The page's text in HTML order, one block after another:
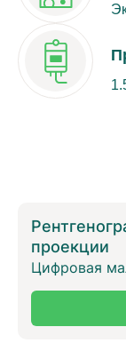
проекции
Цифровая